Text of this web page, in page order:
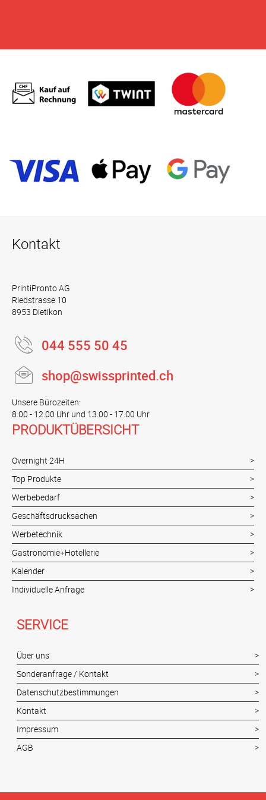
Kontakt
PrintiPronto AG
Riedstrasse 10
8953 Dietikon
044 555 50 45
shop@swissprinted.ch
Unsere Bürozeiten:
8.00 - 12.00 Uhr und 13.00 - 17.00 Uhr
PRODUKTÜBERSICHT
Overnight 24H
Top Produkte
Werbebedarf
Geschäftsdrucksachen
Werbetechnik
Gastronomie+Hotellerie
Kalender
Individuelle Anfrage
SERVICE
Über uns
Sonderanfrage / Kontakt
Datenschutzbestimmungen
Kontakt
Impressum
AGB